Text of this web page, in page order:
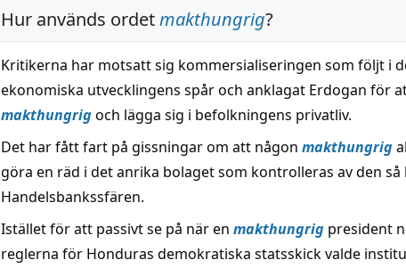
Hur används ordetmakthungrig?
Kritikerna har motsatt sig kommersialiseringen som följt i
ekonomiska utvecklingens spår och anklagat Erdogan för
makthungrigoch lägga sig i befolkningens privatliv.
Det har fått fart på gissningar om att någon makthungrig
göra en räd i det anrika bolaget som kontrolleras av den så
Handelsbankssfären.
Istället för att passivt se på när en makthungrig president
reglerna för Honduras demokratiska statsskick valde